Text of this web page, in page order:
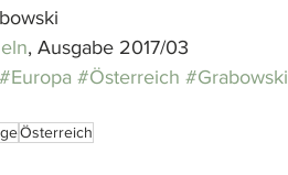
, Ausgabe 2017/03
#Europa #Österreich #Grabowski
Österreich